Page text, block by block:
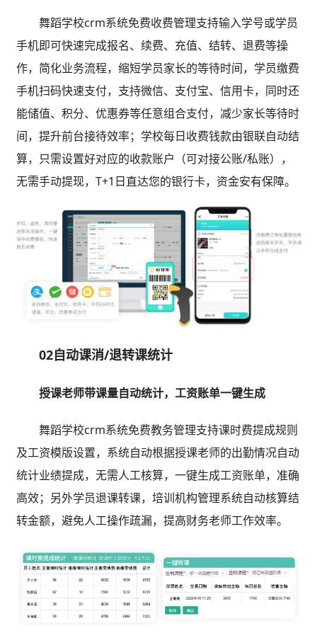
舞蹈学校crm系统免费收费管理支持输入学号或学员
手机即可快速完成报名、续费、充值、结转、退费等操
作，简化业务流程，缩短学员家长的等待时间，学员缴费
手机扫码快速支付，支持微信、支付宝、信用卡，同时还
能储值、积分、优惠券等任意组合支付，减少家长等待时
间，提升前台接待效率；学校每日收费钱款由银联自动结
算，只需设置好对应的收款账户（可对接公账/私账），
无需手动提现，T+1日直达您的银行卡，资金安有保障。
02自动课消/退转课统计
授课老师带课量自动统计，工资账单一键生成
舞蹈学校crm系统免费教务管理支持课时费提成规则
及工资模版设置，系统自动根据授课老师的出勤情况自动
统计业绩提成，无需人工核算，一键生成工资账单，准确
高效；另外学员退课转课，培训机构管理系统自动核算结
转金额，避免人工操作疏漏，提高财务老师工作效率。